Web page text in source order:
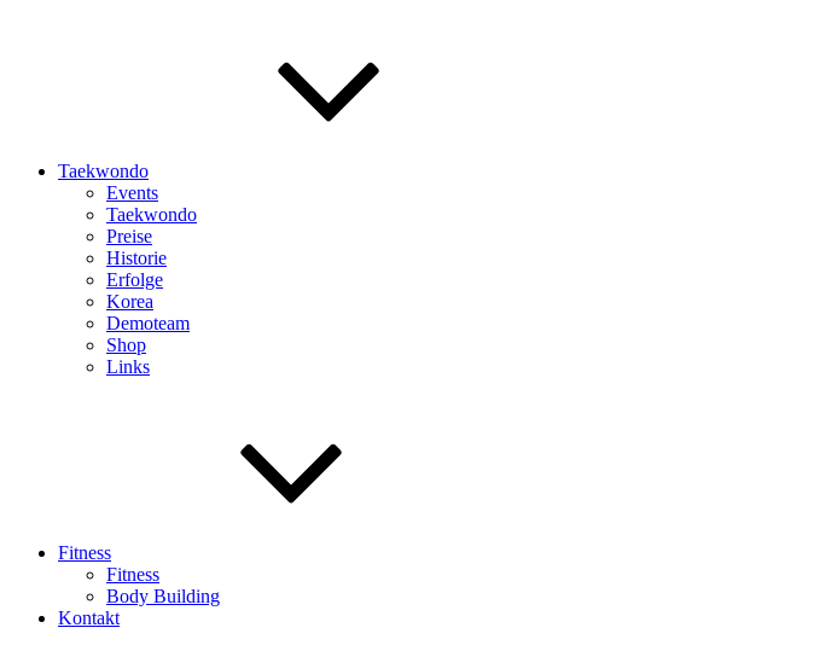
Taekwondo
Events
Taekwondo
Preise
Historie
Erfolge
Korea
Demoteam
Shop
Links
Fitness
Fitness
Body Building
Kontakt